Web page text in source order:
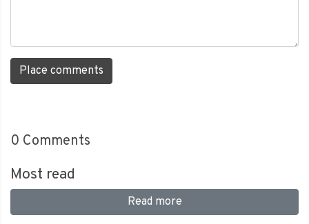
Place comments
0 Comments
Most read
Read more